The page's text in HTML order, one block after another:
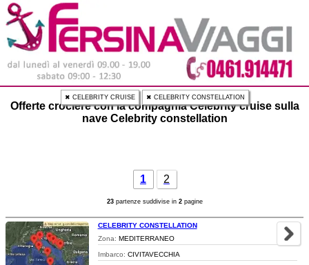
✖ CELEBRITY CRUISE ✖ CELEBRITY CONSTELLATION
Offerte crociere con la compagnia Celebrity cruise sulla
nave Celebrity constellation
1 2
23partenze suddivise in 2pagine
CELEBRITY CONSTELLATION
Zona: MEDITERRANEO
Imbarco: CIVITAVECCHIA